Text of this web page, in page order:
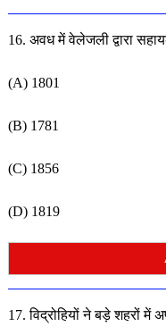
16. अवध में वेलेजली द्वारा
(A) 1801
(B) 1781
(C) 1856
(D) 1819
17. विद्रोहियों ने बड़े शहरों में